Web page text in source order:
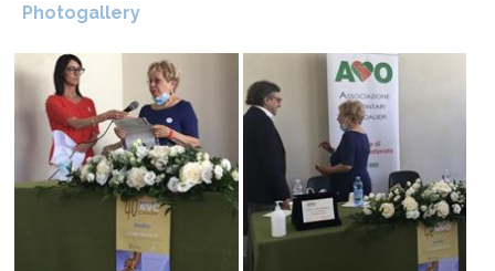
Photogallery